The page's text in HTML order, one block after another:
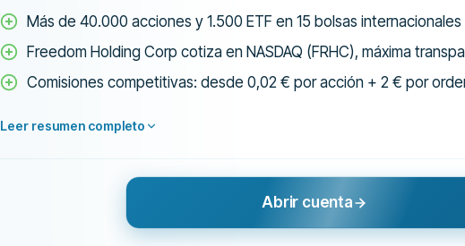
Más de 40.000 acciones y 1.500 ETF en 15 bolsas internacionales
Freedom Holding Corp cotiza en NASDAQ (FRHC), máxima
Comisiones competitivas: desde 0,02 € por acción + 2 € por
Leer resumen completo
Abrir cuenta